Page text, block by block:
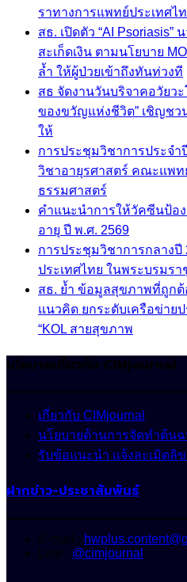
ราทางการแพทย์ประเทศไ
สธ. เปิดตัว “AI
สะเก็ดเงิน ตามนโยบาย
ล้ำ ให้ผู้ป่วยเข้าถึงทันท่วงที
สธ จัดงานวันบริจาคอวัยว
ของขวัญแห่งชีวิต” เชิญชว
ให้
การประชุมวิชาการประจำ
วิชาอายุรศาสตร์ คณะแพท
ธรรมศาสตร์
คำแนะนำการให้วัคซีนป้อ
อายุ ปี พ.ศ. 2569
การประชุมวิชาการกลางปี
ประเทศไทย ในพระบรมร
สธ. ย้ำ ข้อมูลสุขภาพที่ถูกต้
แนวคิด ยกระดับเครือข่าย
“KOL สายสุขภาพ
นโยบายเกี่ยวกับ CIMjournal
เกี่ยวกับ CIMjournal
นโยบายด้านการจัดทำต้น
รับข้อแนะนำ แจ้งละเมิดลิ
ฝากข่าว-ประชาสัมพันธ์
E-mail :
Line : @cimjournal